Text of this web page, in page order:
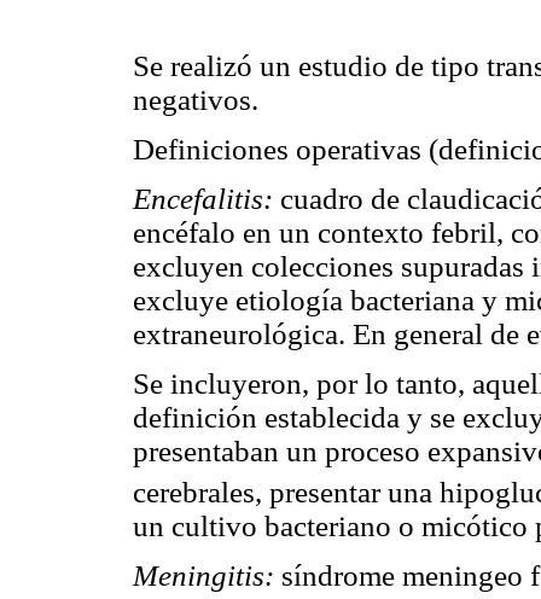
Se realizó un estudio de tipo
negativos.
Definiciones operativas
Encefalitis: cuadro de
encéfalo en un contexto febril,
excluyen colecciones
excluye etiología bacteriana y
extraneurológica. En general de
Se incluyeron, por lo tanto,
definición establecida y se
presentaban un proceso
cerebrales, presentar una
un cultivo bacteriano o micótico
Meningitis: síndrome meningeo